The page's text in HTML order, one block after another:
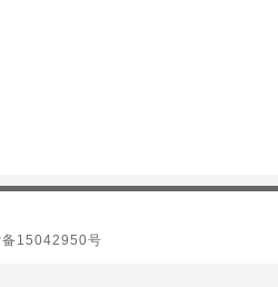
15042950号